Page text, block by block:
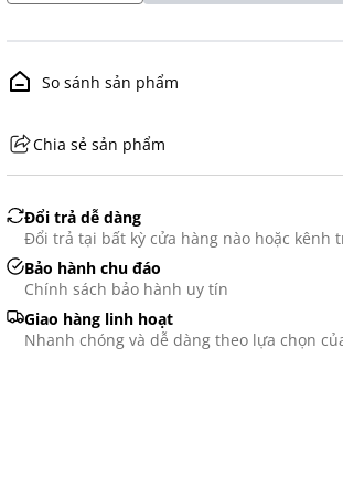
So sánh sản phẩm
GHS07 - Advarsel
Chia sẻ sản phẩm
Đổi trả dễ dàng
Đổi trả tại bất kỳ cửa hàng nào hoặc kênh
Bảo hành chu đáo
Chính sách bảo hành uy tín
Giao hàng linh hoạt
Nhanh chóng và dễ dàng theo lựa chọn